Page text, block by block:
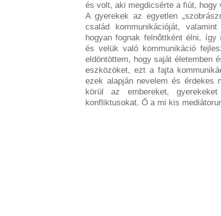
és volt, aki megdicsérte a fiút,
A gyerekek az egyetlen
család kommunikációját,
hogyan fognak felnőttként élni,
és velük való kommunikáció
eldöntöttem, hogy saját életemben
eszközöket, ezt a fajta
ezek alapján nevelem és érdekes
körül az embereket,
konfliktusokat. Ő a mi kis